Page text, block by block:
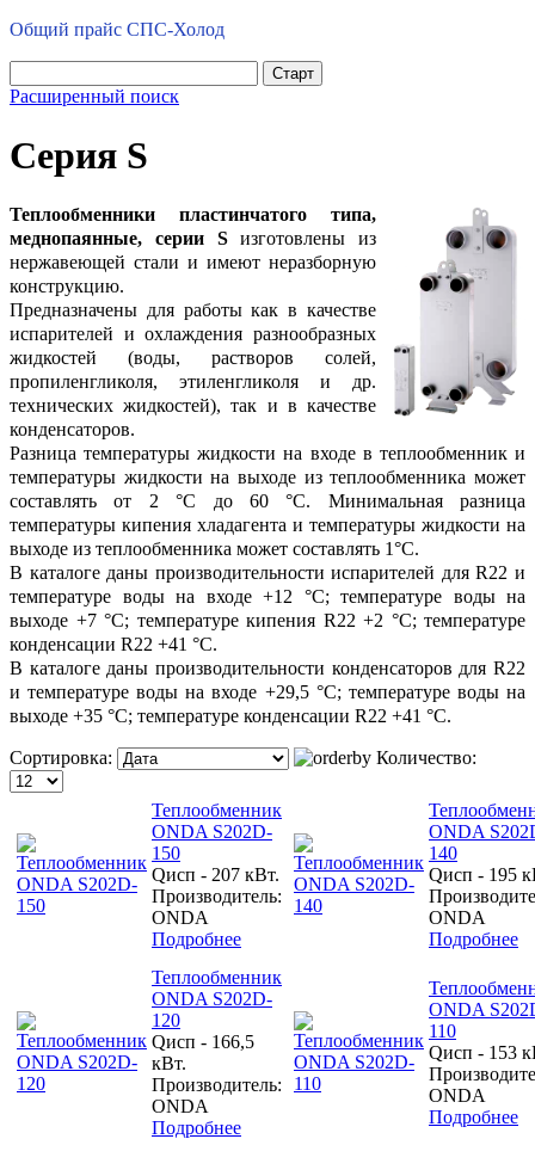
Общий прайс СПС-Холод
Расширенный поиск
Серия S
Теплообменники пластинчатого типа,
меднопаянные, серии Sизготовлены из
нержавеющей стали и имеют неразборную
конструкцию.
Предназначены для работы как в качестве
испарителей и охлаждения разнообразных
жидкостей (воды, растворов солей,
пропиленгликоля, этиленгликоля и др.
технических жидкостей), так и в качестве
конденсаторов.
Разница температуры жидкости на входе в теплообменник и
температуры жидкости на выходе из теплообменника может
составлять от 2 °С до 60 °С. Минимальная разница
температуры кипения хладагента и температуры жидкости на
выходе из теплообменника может составлять 1°С.
В каталоге даны производительности испарителей для R22 и
температуре воды на входе +12 °С; температуре воды на
выходе +7 °С; температуре кипения R22 +2 °С; температуре
конденсации R22 +41 °С.
В каталоге даны производительности конденсаторов для R22
и температуре воды на входе +29,5 °С; температуре воды на
выходе +35 °С; температуре конденсации R22 +41 °С.
Сортировка: Количество:
Теплообменник
ONDA S202D-
150
Qисп - 207 кВт.
Производитель:
ONDA
Подробнее
ONDA
140
Qисп - 195
ONDA
Подробнее
Теплообменник
ONDA S202D-
120
Qисп - 166,5
кВт.
Производитель:
ONDA
Подробнее
ONDA
110
Qисп - 153
ONDA
Подробнее